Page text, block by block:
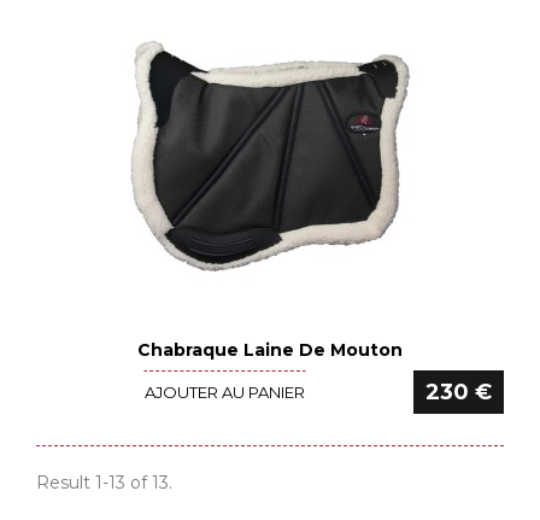
Voir le détail
Chabraque Laine De Mouton
AJOUTER AU PANIER 230 €
Result 1-13 of 13.